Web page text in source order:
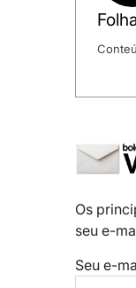
Os
seu e-
Seu e-